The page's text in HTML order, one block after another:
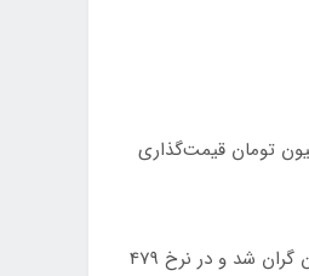
که از خودروهای پرطرفدار است، صبح امروز، دوشنبه، در محدوده 320 میلیون تومان قیمت‌گذاری
پژو ۲۰۶ تیپ ۲ که در روزهای گذشته با کاهش قیمت مواجه شده بود، اکنون 9 میلیون تومان گران شد و در نرخ 479